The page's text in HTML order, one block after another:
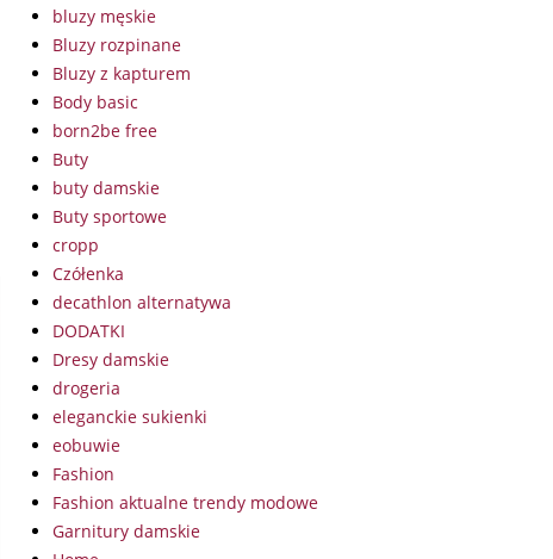
bluzy męskie
Bluzy rozpinane
Bluzy z kapturem
Body basic
born2be free
Buty
buty damskie
Buty sportowe
cropp
Czółenka
decathlon alternatywa
DODATKI
Dresy damskie
drogeria
eleganckie sukienki
eobuwie
Fashion
Fashion aktualne trendy modowe
Garnitury damskie